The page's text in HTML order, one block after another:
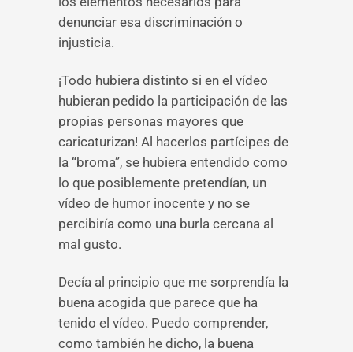
denunciar esa discriminación o
injusticia.
¡Todo hubiera distinto si en el vídeo
hubieran pedido la participación de las
propias personas mayores que
caricaturizan! Al hacerlos partícipes de
la “broma”, se hubiera entendido como
lo que posiblemente pretendían, un
vídeo de humor inocente y no se
percibiría como una burla cercana al
mal gusto.
Decía al principio que me sorprendía la
buena acogida que parece que ha
tenido el vídeo. Puedo comprender,
como también he dicho, la buena